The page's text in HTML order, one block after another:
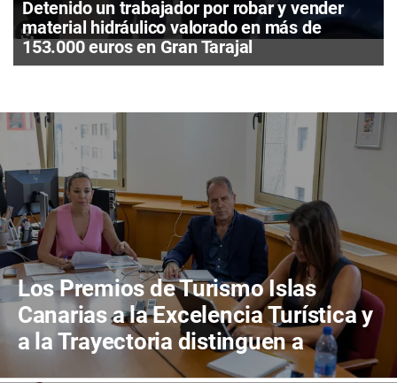
Detenido un trabajador por robar y vender
material hidráulico valorado en más de
153.000 euros en Gran Tarajal
Los Premios de Turismo Islas
Canarias a la Excelencia Turística y
a la Trayectoria distinguen a
Bodegas Conatus y a Carlos Cebriá